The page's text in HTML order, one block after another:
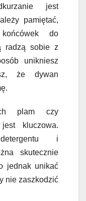
jest
pamiętać,
do
radzą sobie z
unikniesz
że dywan
plam czy
kluczowa.
i
skutecznie
jednak unikać
nie zaszkodzić